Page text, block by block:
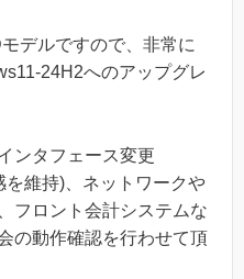
デルですので、非常に
24H2へのアップグレ
ンタフェース変更
維持)、ネットワークや
フロント会計システムな
の動作確認を行わせて頂